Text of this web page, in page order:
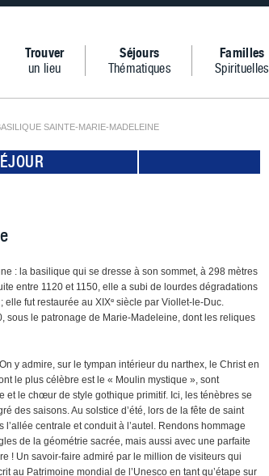
Trouver
un lieu
Séjours
Thématiques
Familles
Spirituelles
SAINTE-MARIE-MADELEINE
: la basilique qui se dresse à son sommet, à 298 mètres
entre 1120 et 1150, elle a subi de lourdes dégradations
elle fut restaurée au XIXesiècle par Viollet-le-Duc.
sous le patronage de Marie-Madeleine, dont les reliques
y admire, sur le tympan intérieur du narthex, le Christ en
le plus célèbre est le « Moulin mystique », sont
et le chœur de style gothique primitif. Ici, les ténèbres se
des saisons. Au solstice d’été, lors de la fête de saint
centrale et conduit à l’autel. Rendons hommage
de la géométrie sacrée, mais aussi avec une parfaite
! Un savoir-faire admiré par le million de visiteurs qui
au Patrimoine mondial de l’Unesco en tant qu’étape sur